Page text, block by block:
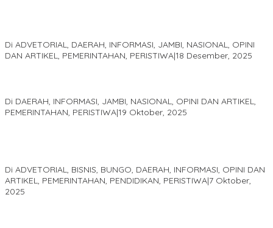
Di ADVETORIAL, DAERAH, INFORMASI, JAMBI, NASIONAL, OPINI
DAN ARTIKEL, PEMERINTAHAN, PERISTIWA|18 Desember, 2025
Di DAERAH, INFORMASI, JAMBI, NASIONAL, OPINI DAN ARTIKEL,
PEMERINTAHAN, PERISTIWA|19 Oktober, 2025
Di ADVETORIAL, BISNIS, BUNGO, DAERAH, INFORMASI, OPINI DAN
ARTIKEL, PEMERINTAHAN, PENDIDIKAN, PERISTIWA|7 Oktober,
2025